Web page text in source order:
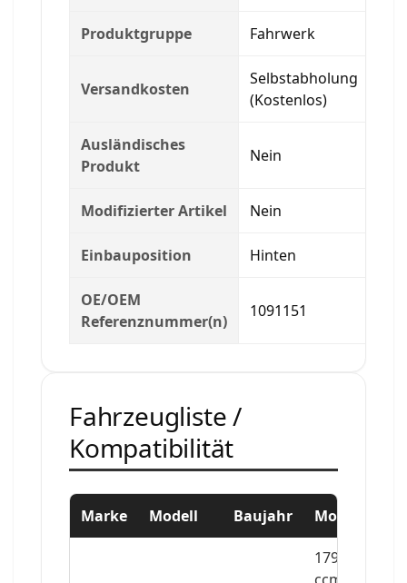
Produktgruppe Fahrwerk
Versandkosten
Selbstabholung
(Kostenlos)
Ausländisches
Produkt
Nein
Modifizierter Artikel Nein
Einbauposition Hinten
OE/OEM
Referenznummer(n)
1091151
Fahrzeugliste /
Kompatibilität
Marke Modell Baujahr Motor
1796